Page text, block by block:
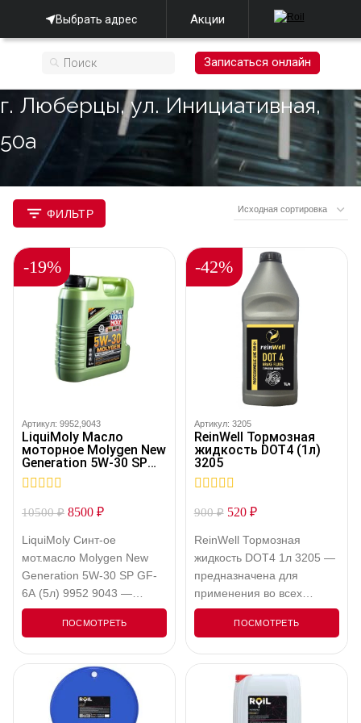
Выбрать адрес Акции
Записаться онлайн
г. Люберцы, ул. Инициативная,
50а
ФИЛЬТР
-19%
Артикул: 9952,9043
LiquiMoly Масло
моторное Molygen New
Generation 5W-30 SP
GF-6A (5л) 9952 9043
9952,9043
out
5
10500₽ 8500 ₽
LiquiMoly Синт-ое
мот.масло Molygen New
Generation 5W-30 SP GF-
6A (5л) 9952 9043 —
Моторное масло с
фирменным
пакетом присадок
Molygen. Оптимально для
автомобилей
американского и
ПОСМОТРЕТЬ
-42%
Артикул: 3205
ReinWell Тормозная
жидкость DOT4 (1л)
3205
out
5
900₽ 520 ₽
ReinWell Тормозная
жидкость DOT4 1л 3205 —
предназначена для
применения во всех
колодочных и барабанных
тормозных системах, а
сцеплений, для
эксплуатации которых
предписаны синтетические
тормозные жидкости.
ПОСМОТРЕТЬ